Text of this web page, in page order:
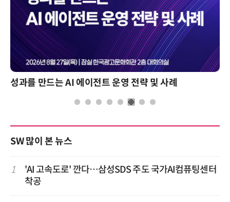
성과를 만드는 AI 에이전트 운영 전략 및 사례
SW 많이 본 뉴스
1
'AI 고속도로' 깐다…삼성SDS 주도 국가AI컴퓨팅센터
착공